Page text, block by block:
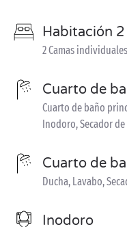
Habitación 2
2 Camas
Cuarto de
Cuarto de baño
Inodoro, Secador
Cuarto de
Ducha, Lavabo,
Inodoro